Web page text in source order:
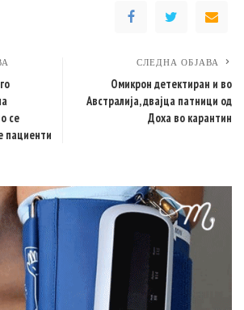
се
пациенти
СЛЕДНА ОБЈАВА
Омикрон детектиран и во
Австралија, двајца патници од
Доха во карантин